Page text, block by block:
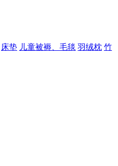
床垫 儿童被褥、毛毯 羽绒枕 竹